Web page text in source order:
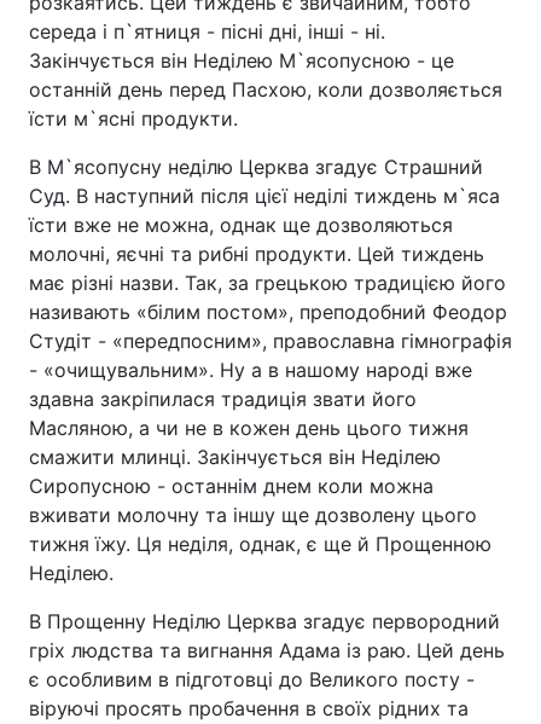
середа і п`ятниця - пісні дні, інші - ні.
Закінчується він Неділею М`ясопусною - це
останній день перед Пасхою, коли дозволяється
їсти м`ясні продукти.
В М`ясопусну неділю Церква згадує Страшний
Суд. В наступний після цієї неділі тиждень м`яса
їсти вже не можна, однак ще дозволяються
молочні, яєчні та рибні продукти. Цей тиждень
має різні назви. Так, за грецькою традицією його
називають «білим постом», преподобний Феодор
Студіт - «передпосним», православна гімнографія
- «очищувальним». Ну а в нашому народі вже
здавна закріпилася традиція звати його
Масляною, а чи не в кожен день цього тижня
смажити млинці. Закінчується він Неділею
Сиропусною - останнім днем коли можна
вживати молочну та іншу ще дозволену цього
тижня їжу. Ця неділя, однак, є ще й Прощенною
Неділею.
В Прощенну Неділю Церква згадує первородний
гріх людства та вигнання Адама із раю. Цей день
є особливим в підготовці до Великого посту -
віруючі просять пробачення в своїх рідних та